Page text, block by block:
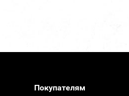
Покупателям